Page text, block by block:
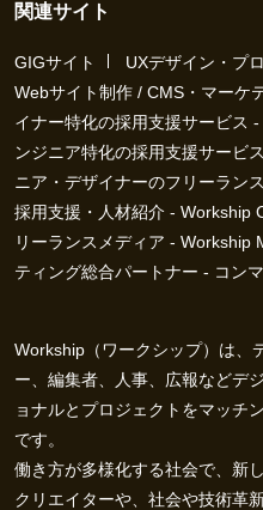
関連サイト
GIGサイト
UXデザイン・プ
Webサイト制作 / CMS・マーケ
イナー特化の採用支援サービス
ンジニア特化の採用支援サービ
ニア・デザイナーのフリーラン
採用支援・人材紹介 - Workship
リーランスメディア - Workship
ティング総合パートナー - コン
Workship（ワークシップ）は、
ー、編集者、人事、広報などデ
ョナルとプロジェクトをマッチ
です。
働き方が多様化する社会で、新
クリエイターや、社会や技術革